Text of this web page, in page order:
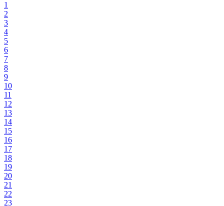
1
2
3
4
5
6
7
8
9
10
11
12
13
14
15
16
17
18
19
20
21
22
23